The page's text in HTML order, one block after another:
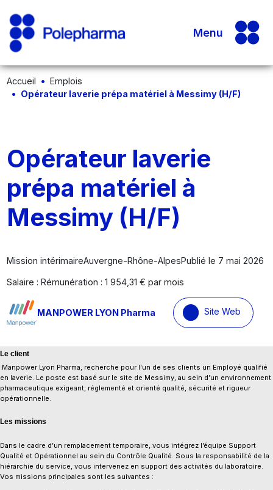
Menu
Accueil
Emplois
Opérateur laverie prépa matériel à Messimy (H/F)
Opérateur laverie
prépa matériel à
Messimy (H/F)
Mission intérimaireAuvergne-Rhône-AlpesPublié le 7 mai 2026
Salaire : Rémunération : 1 954,31 € par mois
MANPOWER LYON Pharma Site Web
Le client
Manpower Lyon Pharma, recherche pour l’un de ses clients un Employé qualifié
en laverie. Le poste est basé sur le site de Messimy, au sein d’un environnement
pharmaceutique exigeant, réglementé et orienté qualité, sécurité et rigueur
opérationnelle.
Les missions
Dans le cadre d’un remplacement temporaire, vous intégrez l’équipe Support
Qualité et Opérationnel au sein du Contrôle Qualité. Sous la responsabilité de la
hiérarchie du service, vous intervenez en support des activités du laboratoire.
Vos missions principales sont les suivantes :